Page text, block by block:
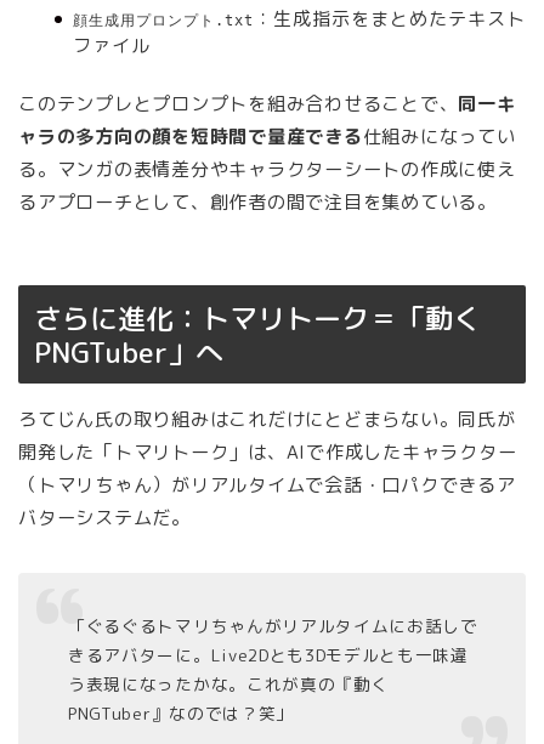
顔生成用プロンプト.txt
：生成指示をまとめたテキスト
ファイル
このテンプレとプロンプトを組み合わせることで、 同一キ
ャラの多方向の顔を短時間で量産できる仕組みになってい
る。マンガの表情差分やキャラクターシートの作成に使え
るアプローチとして、創作者の間で注目を集めている。
さらに進化：トマリトーク＝「動く
PNGTuber」へ
ろてじん氏の取り組みはこれだけにとどまらない。同氏が
開発した「トマリトーク」は、AIで作成したキャラクター
（トマリちゃん）がリアルタイムで会話・口パクできるア
バターシステムだ。
「ぐるぐるトマリちゃんがリアルタイムにお話しで
きるアバターに。Live2Dとも3Dモデルとも一味違
う表現になったかな。これが真の『動く
PNGTuber』なのでは？笑」